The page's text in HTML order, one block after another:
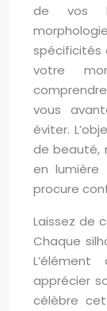
de vos
spécificités
votre
vous
éviter.
de beauté,
en lumière
procure
Laissez de
Chaque
apprécier
célèbre